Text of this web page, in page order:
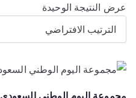
عرض النتيجة الوحيدة